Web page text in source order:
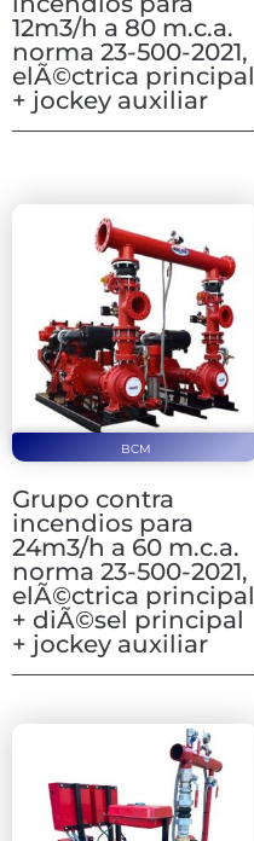
12m3/h a 80 m.c.a.
norma 23-500-2021,
elÃ©ctrica principal
+ jockey auxiliar
BCM
Grupo contra
incendios para
24m3/h a 60 m.c.a.
norma 23-500-2021,
elÃ©ctrica principal
+ diÃ©sel principal
+ jockey auxiliar